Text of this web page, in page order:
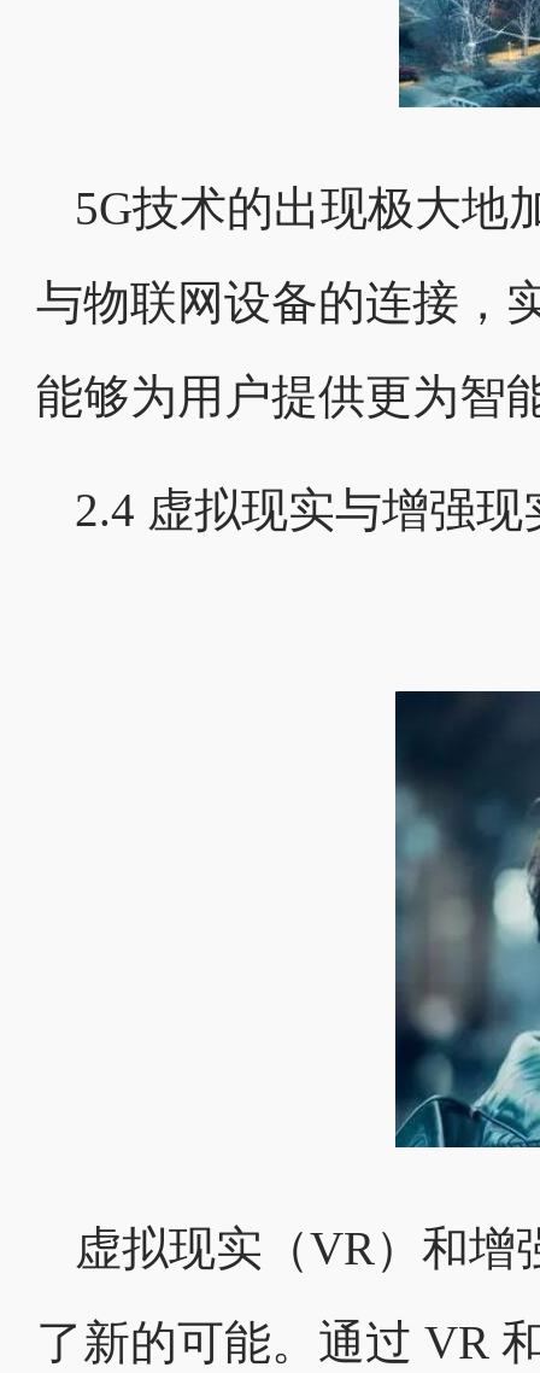
5G技术的出现极大地
与物联网设备的连接，
能够为用户提供更为智
2.4 虚拟现实与增强现
虚拟现实（VR）和增
了新的可能。通过 VR